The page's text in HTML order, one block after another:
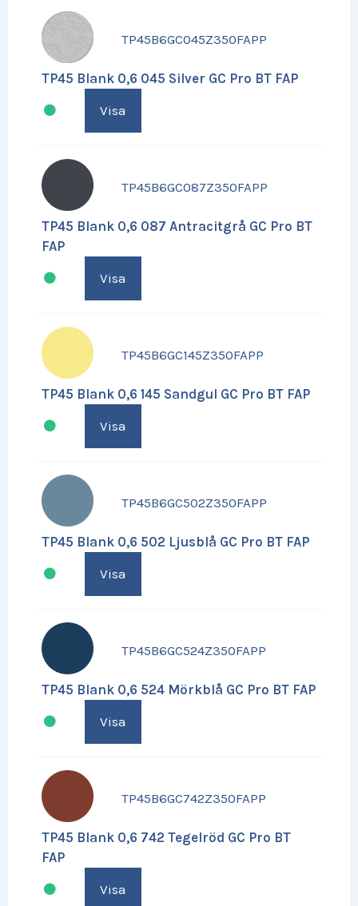
TP45B6GC045Z350FAPP
TP45 Blank 0,6 045 Silver GC Pro BT FAP
Visa
TP45B6GC087Z350FAPP
TP45 Blank 0,6 087 Antracitgrå GC Pro BT
FAP
Visa
TP45B6GC145Z350FAPP
TP45 Blank 0,6 145 Sandgul GC Pro BT FAP
Visa
TP45B6GC502Z350FAPP
TP45 Blank 0,6 502 Ljusblå GC Pro BT FAP
Visa
TP45B6GC524Z350FAPP
TP45 Blank 0,6 524 Mörkblå GC Pro BT FAP
Visa
TP45B6GC742Z350FAPP
TP45 Blank 0,6 742 Tegelröd GC Pro BT
FAP
Visa